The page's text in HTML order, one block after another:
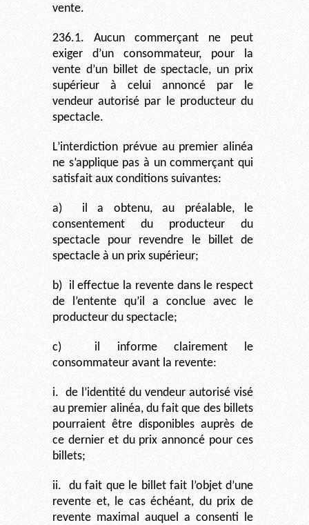
vente.
236.1. Aucun commerçant ne peut
exiger d’un consommateur, pour la
vente d’un billet de spectacle, un prix
supérieur à celui annoncé par le
vendeur autorisé par le producteur du
spectacle.
L’interdiction prévue au premier alinéa
ne s’applique pas à un commerçant qui
satisfait aux conditions suivantes:
a)
il a obtenu, au préalable, le
consentement du producteur du
spectacle pour revendre le billet de
spectacle à un prix supérieur;
b) il effectue la revente dans le respect
de l’entente qu’il a conclue avec le
producteur du spectacle;
c)
il informe clairement le
consommateur avant la revente:
i. de l’identité du vendeur autorisé visé
au premier alinéa, du fait que des billets
pourraient être disponibles auprès de
ce dernier et du prix annoncé pour ces
billets;
ii.
du fait que le billet fait l’objet d’une
revente et, le cas échéant, du prix de
revente maximal auquel a consenti le